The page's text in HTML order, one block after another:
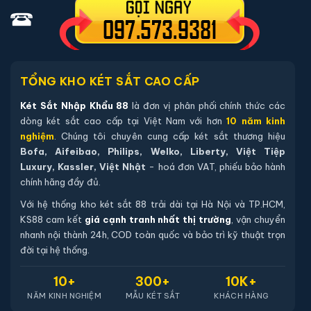
phòng tối thiểu 12 tháng).
Sách hướng dẫn sử dụng tiếng Việt.
Phiếu bảo hành chính hãng (kích hoạt online qua mã sản
phẩm).
Hướng dẫn mua Két sắt mini Việt Tiệp K-
DTT-25N-H điện tử chính hãng
Mua hàng tại két sắt nhập khẩu 88 bạn có thể
chon lựa những cách sau:
Cách 1 : Bạn chọn sản phẩm và ấn vào mua hàng hệ
thống sẽ chuyển đến trang checkout. Ở trang check
out bạn kiểm tra lại thông tin sản phẩm 1 lần nữa. Nếu
những thông tin đã chính xác bạn tiếp tục ấn thanh
toán bạn cần để lại những thông tin cần thiết ở màn
hình để chúng tôi có thể hỗ trợ bạn. Sau đó ấn submit
TỔNG KHO KÉT SẮT CAO CẤP
Két Sắt Nhập Khẩu 88 là đơn vị phân phối chính thức các
dòng két sắt cao cấp tại Việt Nam với hơn10 năm kinh
nghiệm . Chúng tôi chuyên cung cấp két sắt thương hiệu
Bofa, Aifeibao, Philips, Welko, Liberty, Việt Tiệp
Luxury, Kassler, Việt Nhật - hoá đơn VAT, phiếu bảo hành
chính hãng đầy đủ.
Với hệ thống kho két sắt 88 trải dài tại Hà Nội và TP.HCM,
KS88 cam kết giá cạnh tranh nhất thị trường , vận chuyển
nhanh nội thành 24h, COD toàn quốc và bảo trì kỹ thuật trọn
đời tại hệ thống.
10+
NĂM KINH NGHIỆM
300+
MẪU KÉT SẮT
10K+
KHÁCH HÀNG